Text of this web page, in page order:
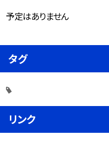
予定はありません
タグ
リンク